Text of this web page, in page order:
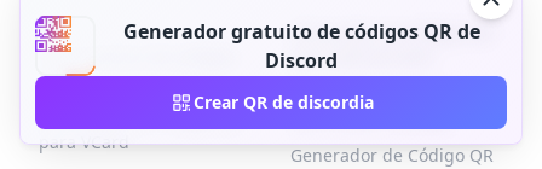
Generador gratuito de códigos QR de
Discord
Crear QR de discordia
POPULARES
Generadores de códigos
QR
Generador de Código QR
para VCard
Generador de Código QR
para Aplicaciones
Generador de Código QR
Generador de Código QR